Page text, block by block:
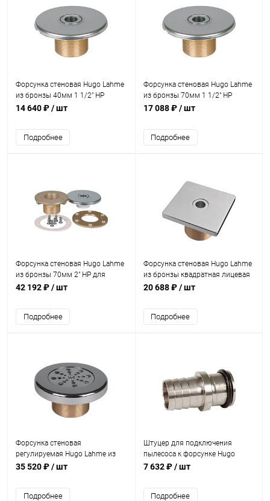
Форсунка стеновая Hugo Lahme
из бронзы 40мм 1 1/2" НР
(плитка) (3100420)
14 640 ₽/ шт
Подробнее
Форсунка стеновая Hugo Lahme
из бронзы 70мм 1 1/2" НР
(плитка) (3100720)
17 088 ₽/ шт
Подробнее
Форсунка стеновая Hugo Lahme
из бронзы 70мм 2" НР для
любой закладной (универсал)
42 192 ₽/ шт
Подробнее
Форсунка стеновая Hugo Lahme
из бронзы квадратная лицевая
103х103мм 40мм 2" НР (плитка)
20 688 ₽/ шт
Подробнее
Форсунка стеновая
регулируемая Hugo Lahme из
бронзы 40мм 1 1/2" (плитка)
35 520 ₽/ шт
Подробнее
Штуцер для подключения
пылесоса к форсунке Hugo
Lahme (3920000)
7 632 ₽/ шт
Подробнее